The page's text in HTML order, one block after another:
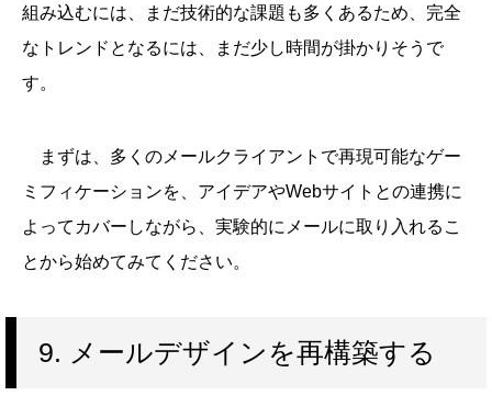
組み込むには、まだ技術的な課題も多くあるため、完全
なトレンドとなるには、まだ少し時間が掛かりそうで
す。
まずは、多くのメールクライアントで再現可能なゲー
ミフィケーションを、アイデアやWebサイトとの連携に
よってカバーしながら、実験的にメールに取り入れるこ
とから始めてみてください。
9. メールデザインを再構築する